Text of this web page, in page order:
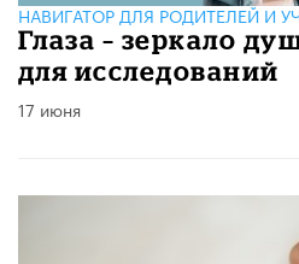
НАВИГАТОР ДЛЯ РОДИТЕЛЕЙ И
Глаза – зеркало
для исследований
17 июня